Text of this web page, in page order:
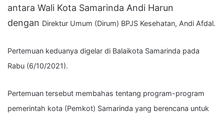
antara Wali Kota Samarinda Andi Harun
dengan Direktur Umum (Dirum) BPJS Kesehatan, Andi Afdal.
Pertemuan keduanya digelar di Balaikota Samarinda pada
Rabu (6/10/2021).
Pertemuan tersebut membahas tentang program-program
pemerintah kota (Pemkot) Samarinda yang berencana untuk